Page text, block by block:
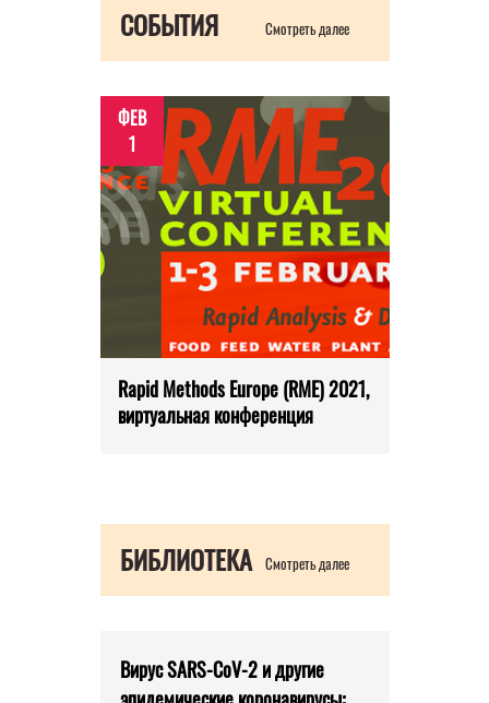
СОБЫТИЯ Смотреть далее
ФЕВ
1
Rapid Methods Europe (RME) 2021,
виртуальная конференция
БИБЛИОТЕКА Смотреть далее
Вирус SARS-CoV-2 и другие